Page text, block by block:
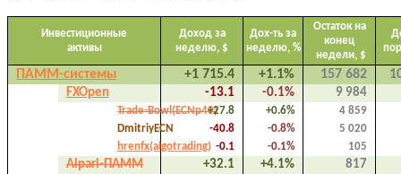
Инвестиционные
активы
Доход за
неделю, $
Дох-ть за
неделю, %
Остаток на
конец
недели, $
ПАММ-системы +1 715.4 +1.1% 157 682
FXOpen -13.1 -0.1% 9 984
Trade-Bowl(ECNp40)+27.8 +0.6%
4 859
DmitriyECN
-40.8 -0.8%
5 020
hrenfx(algotrading) -0.1 -0.1% 105
Alpari-ПАММ +32.1 +4.1% 817